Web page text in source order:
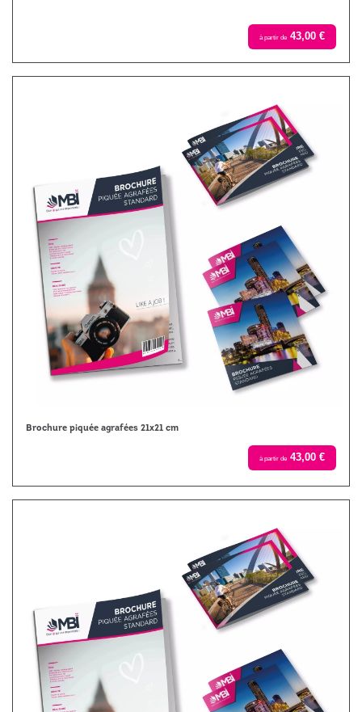
à partir de 43,00 €
Brochure piquée agrafées 21x21 cm
à partir de 43,00 €